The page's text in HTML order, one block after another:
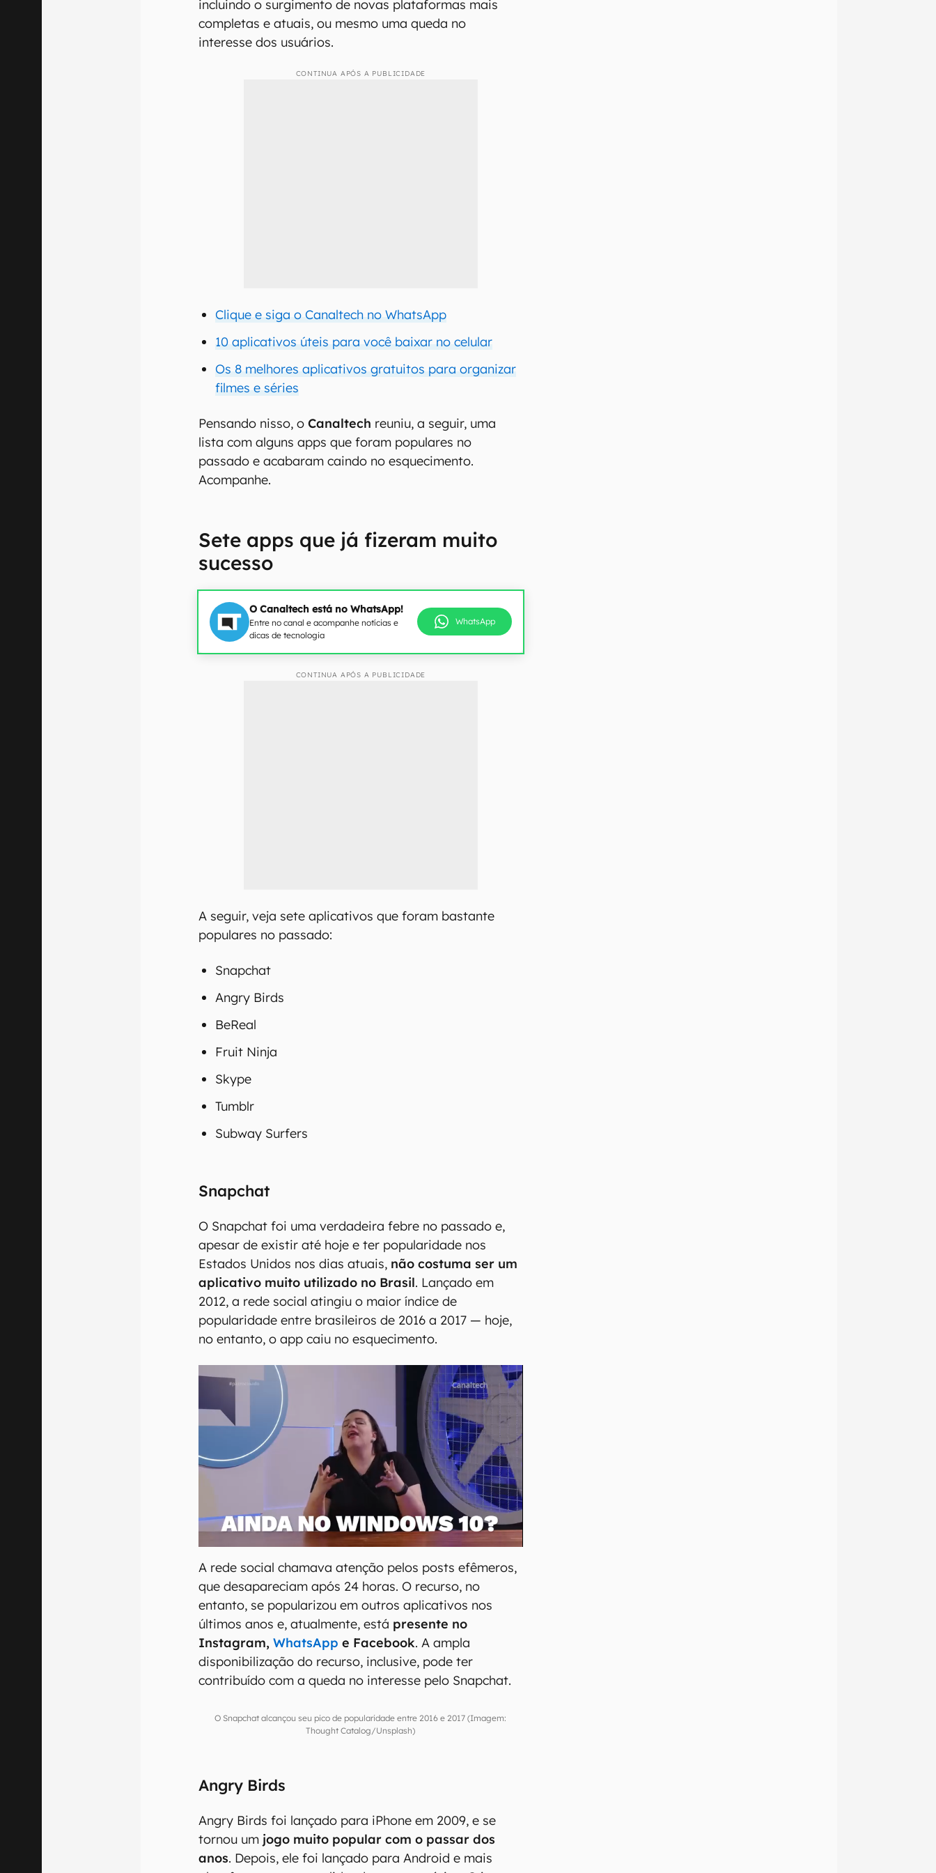
incluindo o surgimento de novas plataformas mais
completas e atuais, ou mesmo uma queda no
interesse dos usuários.
CONTINUA APÓS A PUBLICIDADE
Clique e siga o Canaltech no WhatsApp
10 aplicativos úteis para você baixar no celular
Os 8 melhores aplicativos gratuitos para organizar
filmes e séries
Pensando nisso, oCanaltech reuniu, a seguir, uma
lista com alguns apps que foram populares no
passado e acabaram caindo no esquecimento.
Acompanhe.
Sete apps que já fizeram muito
sucesso
O Canaltech está no WhatsApp!
Entre no canal e acompanhe notícias e
dicas de tecnologia
WhatsApp
CONTINUA APÓS A PUBLICIDADE
A seguir, veja sete aplicativos que foram bastante
populares no passado:
Snapchat
Angry Birds
BeReal
Fruit Ninja
Skype
Tumblr
Subway Surfers
Snapchat
O Snapchat foi uma verdadeira febre no passado e,
apesar de existir até hoje e ter popularidade nos
Estados Unidos nos dias atuais, não costuma ser um
aplicativo muito utilizado no Brasil. Lançado em
2012, a rede social atingiu o maior índice de
popularidade entre brasileiros de 2016 a 2017 — hoje,
no entanto, o app caiu no esquecimento.
A rede social chamava atenção pelos posts efêmeros,
que desapareciam após 24 horas. O recurso, no
entanto, se popularizou em outros aplicativos nos
últimos anos e, atualmente, está presente no
Instagram,WhatsApp e Facebook. A ampla
disponibilização do recurso, inclusive, pode ter
contribuído com a queda no interesse pelo Snapchat.
O Snapchat alcançou seu pico de popularidade entre 2016 e 2017 (Imagem:
Thought Catalog/Unsplash)
Angry Birds
Angry Birds foi lançado para iPhone em 2009, e se
tornou um jogo muito popular com o passar dos
anos. Depois, ele foi lançado para Android e mais